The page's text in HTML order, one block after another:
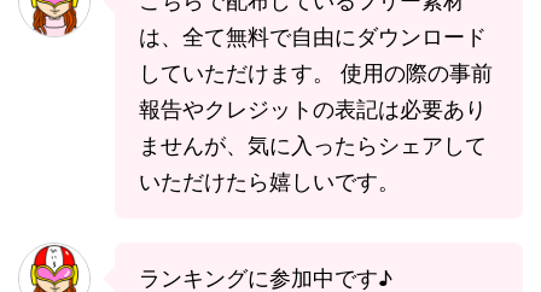
は、全て無料で自由にダウンロード
していただけます。 使用の際の事前
報告やクレジットの表記は必要あり
ませんが、気に入ったらシェアして
いただけたら嬉しいです。
ランキングに参加中です♪